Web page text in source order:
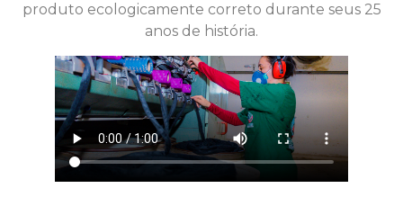
produto ecologicamente correto durante seus 25
anos de história.